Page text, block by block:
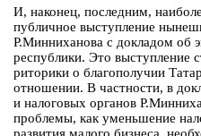
И, наконец, последним,
публичное выступление
Р.Минниханова с докладом об
республики. Это выступление
риторики о благополучии
отношении. В частности, в
и налоговых органов
проблемы, как уменьшение